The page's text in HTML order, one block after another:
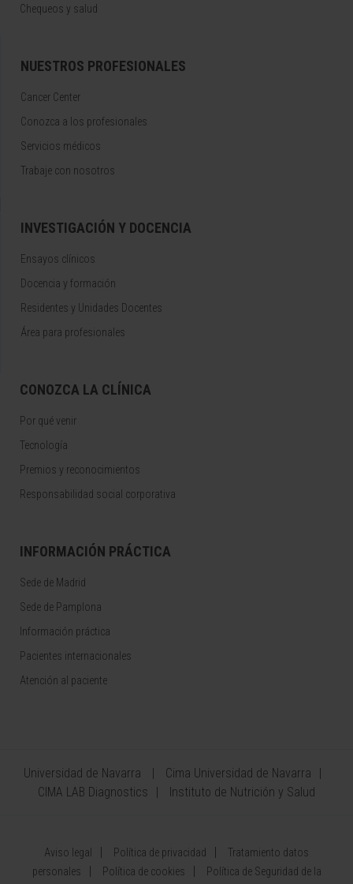
Chequeos y salud
NUESTROS PROFESIONALES
Cancer Center
Conozca a los profesionales
Servicios médicos
Trabaje con nosotros
INVESTIGACIÓN Y DOCENCIA
Ensayos clínicos
Docencia y formación
Residentes y Unidades Docentes
Área para profesionales
CONOZCA LA CLÍNICA
Por qué venir
Tecnología
Premios y reconocimientos
Responsabilidad social corporativa
INFORMACIÓN PRÁCTICA
Sede de Madrid
Sede de Pamplona
Información práctica
Pacientes internacionales
Atención al paciente
Universidad de Navarra
Cima Universidad de Navarra
CIMA LAB Diagnostics
Instituto de Nutrición y Salud
Aviso legal Política de privacidad
Tratamiento datos
personales
Política de cookies Política de Seguridad de la